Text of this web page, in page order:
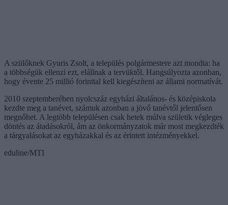
A szülőknek Gyuris Zsolt, a település polgármestere azt mondta: ha
a többségük ellenzi ezt, elállnak a tervüktől. Hangsúlyozta azonban,
hogy évente 25 millió forinttal kell kiegészíteni az állami normatívát.
2010 szeptemberében nyolcszáz egyházi általános- és középiskola
kezdte meg a tanévet, számuk azonban a jövő tanévtől jelentősen
megnőhet. A legtöbb településen csak hetek múlva születik végleges
döntés az átadásokról, ám az önkormányzatok már most megkezdték
a tárgyalásokat az egyházakkal és az érintett intézményekkel.
eduline/MTI